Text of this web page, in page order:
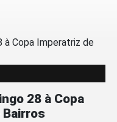
28 à Copa